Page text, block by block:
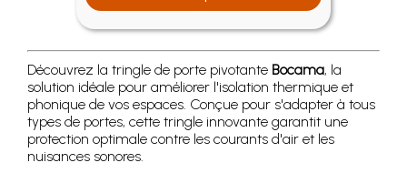
Découvrez la tringle de porte pivotante Bocama, la
solution idéale pour améliorer l'isolation thermique et
phonique de vos espaces. Conçue pour s'adapter à tous
types de portes, cette tringle innovante garantit une
protection optimale contre les courants d'air et les
nuisances sonores.